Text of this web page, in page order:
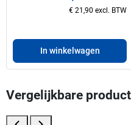
€ 21,90 excl. BTW
In winkelwagen
Vergelijkbare